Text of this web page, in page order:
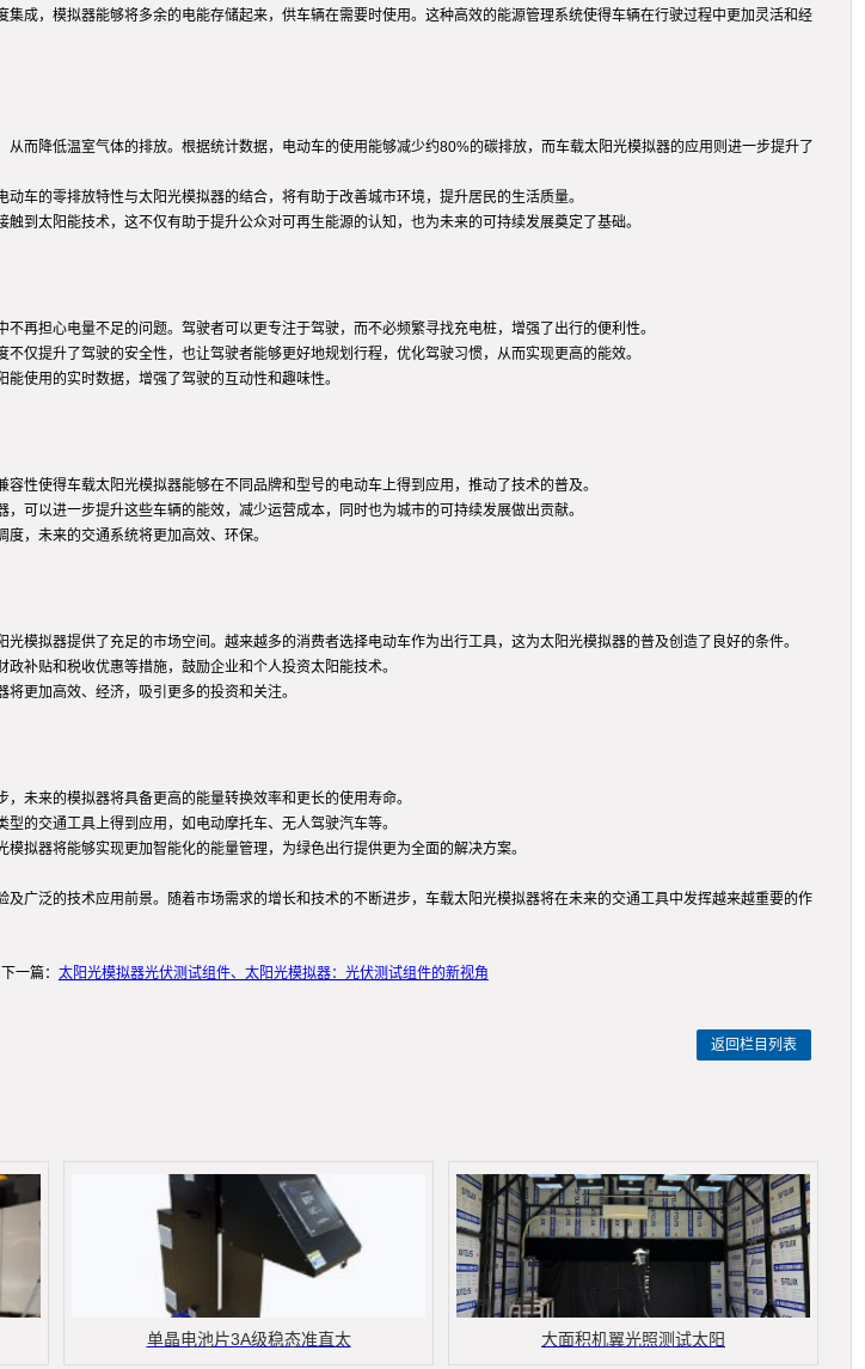
成，模拟器能够将多余的电能存储起来，供车辆在需要时使用。这种高效的能源管理系统使得车辆在行驶过程中更加灵活和经
而降低温室气体的排放。根据统计数据，电动车的使用能够减少约80%的碳排放，而车载太阳光模拟器的应用则进一步提升了
车的零排放特性与太阳光模拟器的结合，将有助于改善城市环境，提升居民的生活质量。
到太阳能技术，这不仅有助于提升公众对可再生能源的认知，也为未来的可持续发展奠定了基础。
再担心电量不足的问题。驾驶者可以更专注于驾驶，而不必频繁寻找充电桩，增强了出行的便利性。
仅提升了驾驶的安全性，也让驾驶者能够更好地规划行程，优化驾驶习惯，从而实现更高的能效。
使用的实时数据，增强了驾驶的互动性和趣味性。
性使得车载太阳光模拟器能够在不同品牌和型号的电动车上得到应用，推动了技术的普及。
可以进一步提升这些车辆的能效，减少运营成本，同时也为城市的可持续发展做出贡献。
，未来的交通系统将更加高效、环保。
模拟器提供了充足的市场空间。越来越多的消费者选择电动车作为出行工具，这为太阳光模拟器的普及创造了良好的条件。
补贴和税收优惠等措施，鼓励企业和个人投资太阳能技术。
更加高效、经济，吸引更多的投资和关注。
未来的模拟器将具备更高的能量转换效率和更长的使用寿命。
的交通工具上得到应用，如电动摩托车、无人驾驶汽车等。
拟器将能够实现更加智能化的能量管理，为绿色出行提供更为全面的解决方案。
广泛的技术应用前景。随着市场需求的增长和技术的不断进步，车载太阳光模拟器将在未来的交通工具中发挥越来越重要的作
一篇： 太阳光模拟器光伏测试组件、太阳光模拟器：光伏测试组件的新视角
返回栏目列表
单晶电池片3A级稳态准直太 大面积机翼光照测试太阳